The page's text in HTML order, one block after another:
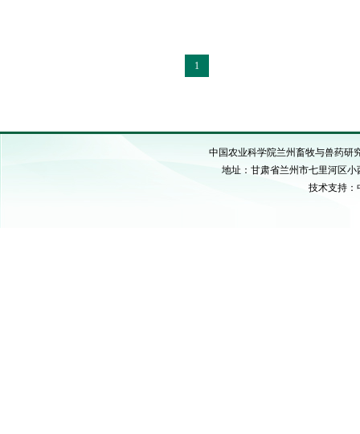
1
中国农业科学院兰州畜牧与兽药研
地址：甘肃省兰州市七里河区小
技术支持